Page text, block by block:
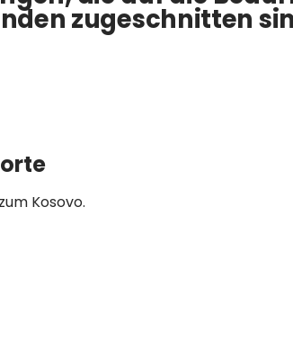
zugeschnitten
Kosovo.